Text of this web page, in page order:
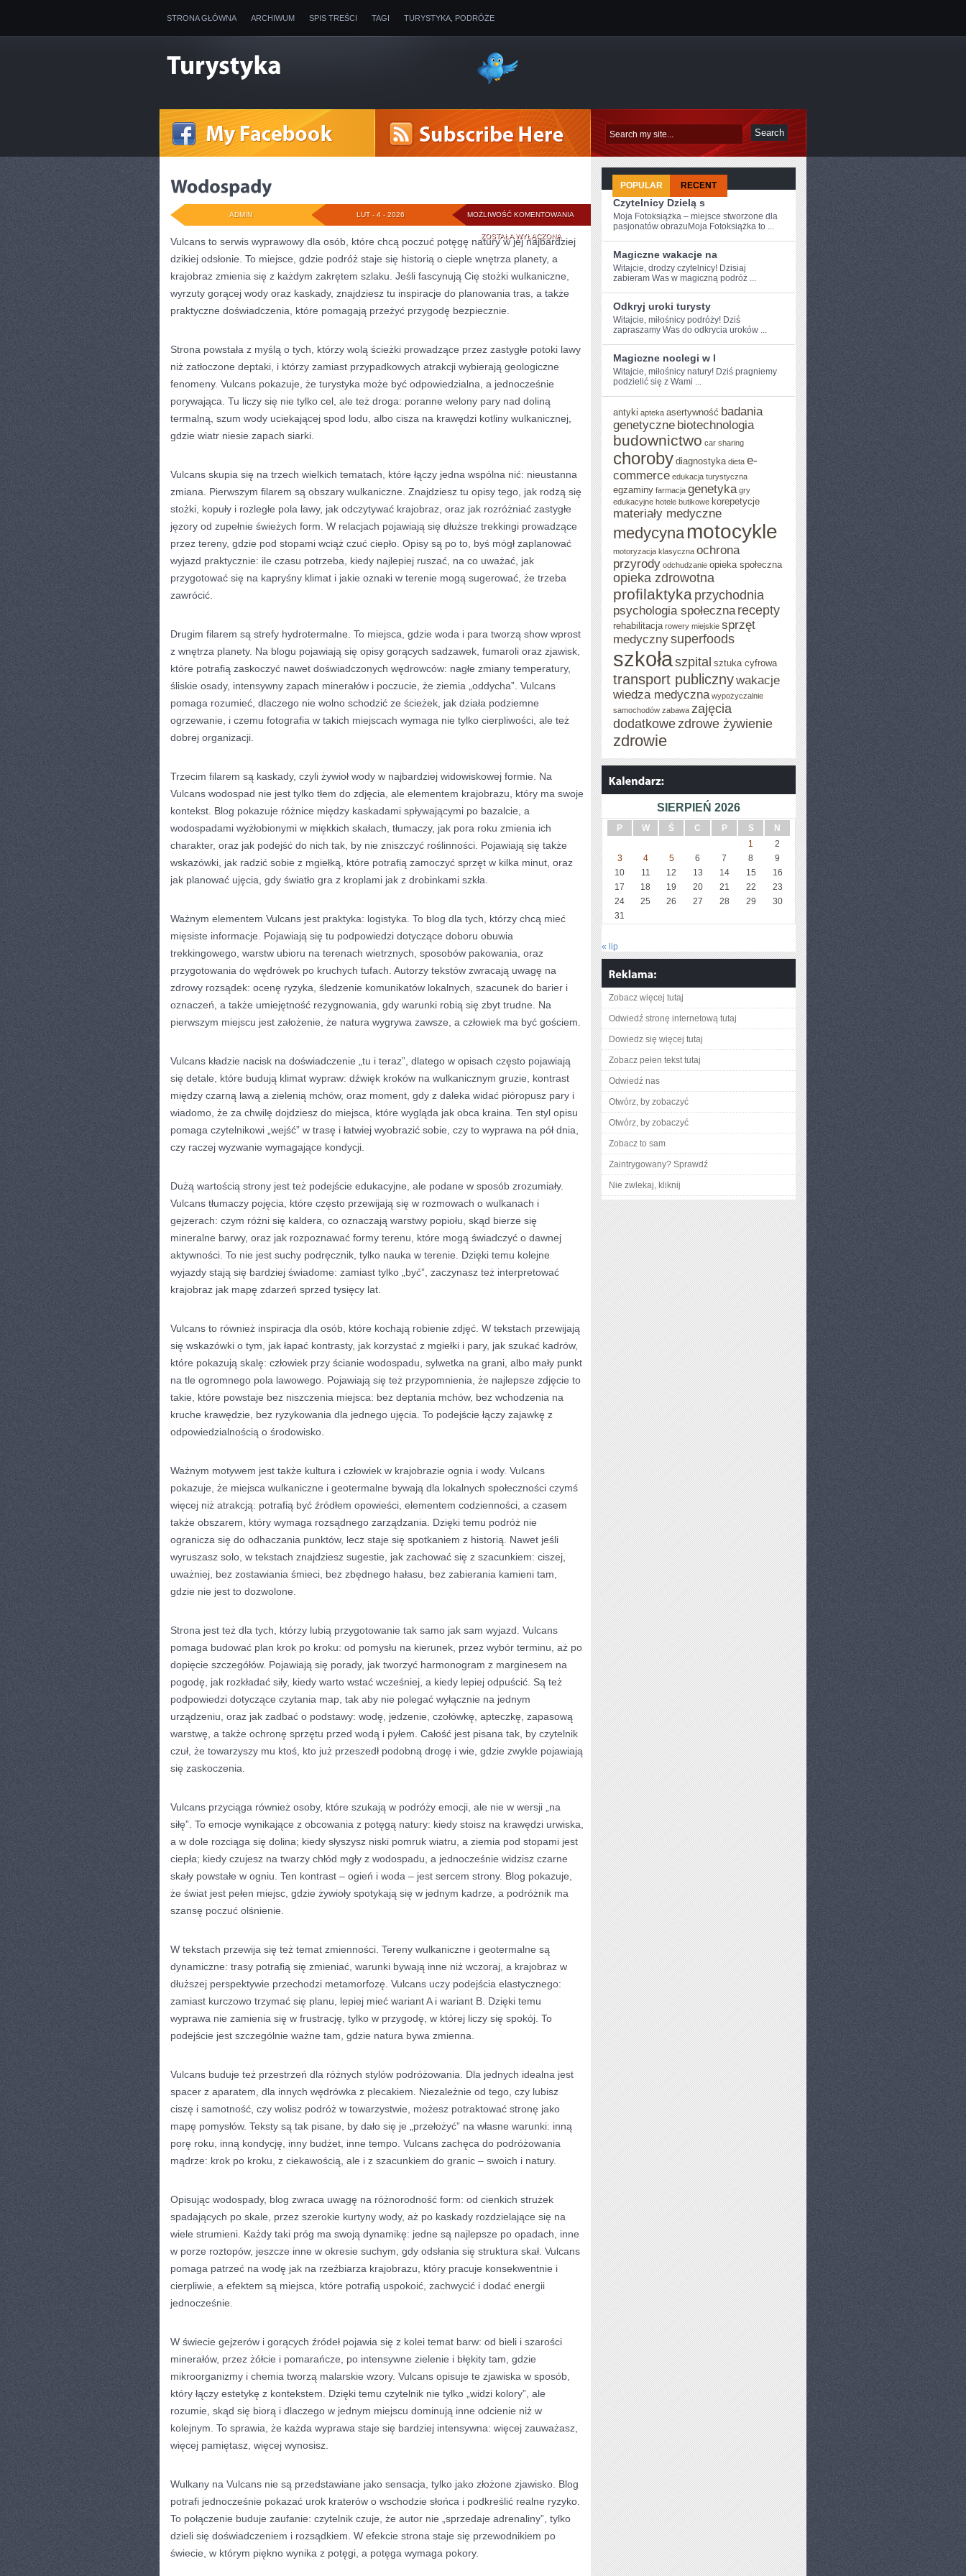
STRONA GŁÓWNA ARCHIWUM SPIS TREŚCI TAGI TURYSTYKA, PODRÓŻE
MOŻLIWOŚĆ KOMENTOWANIA WODOSPADY
ZOSTAŁA WYŁĄCZONA
LUT - 4 - 2026
ADMIN
Vulcans to serwis wyprawowy dla osób, które chcą poczuć potęgę natury w jej najbardziej
dzikiej odsłonie. To miejsce, gdzie podróż staje się historią o cieple wnętrza planety, a
krajobraz zmienia się z każdym zakrętem szlaku. Jeśli fascynują Cię stożki wulkaniczne,
wyrzuty gorącej wody oraz kaskady, znajdziesz tu inspiracje do planowania tras, a także
praktyczne doświadczenia, które pomagają przeżyć przygodę bezpiecznie.
Strona powstała z myślą o tych, którzy wolą ścieżki prowadzące przez zastygłe potoki lawy
niż zatłoczone deptaki, i którzy zamiast przypadkowych atrakcji wybierają geologiczne
fenomeny. Vulcans pokazuje, że turystyka może być odpowiedzialna, a jednocześnie
porywająca. Tu liczy się nie tylko cel, ale też droga: poranne welony pary nad doliną
termalną, szum wody uciekającej spod lodu, albo cisza na krawędzi kotliny wulkanicznej,
gdzie wiatr niesie zapach siarki.
Vulcans skupia się na trzech wielkich tematach, które łączy jedna wspólna nić: nieustanna
zmiana. Pierwszym filarem są obszary wulkaniczne. Znajdziesz tu opisy tego, jak rodzą się
stożki, kopuły i rozległe pola lawy, jak odczytywać krajobraz, oraz jak rozróżniać zastygłe
jęzory od zupełnie świeżych form. W relacjach pojawiają się dłuższe trekkingi prowadzące
przez tereny, gdzie pod stopami wciąż czuć ciepło. Opisy są po to, byś mógł zaplanować
wyjazd praktycznie: ile czasu potrzeba, kiedy najlepiej ruszać, na co uważać, jak
przygotować się na kapryśny klimat i jakie oznaki w terenie mogą sugerować, że trzeba
zawrócić.
Drugim filarem są strefy hydrotermalne. To miejsca, gdzie woda i para tworzą show wprost
z wnętrza planety. Na blogu pojawiają się opisy gorących sadzawek, fumaroli oraz zjawisk,
które potrafią zaskoczyć nawet doświadczonych wędrowców: nagłe zmiany temperatury,
śliskie osady, intensywny zapach minerałów i poczucie, że ziemia „oddycha”. Vulcans
pomaga rozumieć, dlaczego nie wolno schodzić ze ścieżek, jak działa podziemne
ogrzewanie, i czemu fotografia w takich miejscach wymaga nie tylko cierpliwości, ale też
dobrej organizacji.
Trzecim filarem są kaskady, czyli żywioł wody w najbardziej widowiskowej formie. Na
Vulcans wodospad nie jest tylko tłem do zdjęcia, ale elementem krajobrazu, który ma swoje
kontekst. Blog pokazuje różnice między kaskadami spływającymi po bazalcie, a
wodospadami wyżłobionymi w miękkich skałach, tłumaczy, jak pora roku zmienia ich
charakter, oraz jak podejść do nich tak, by nie zniszczyć roślinności. Pojawiają się także
wskazówki, jak radzić sobie z mgiełką, które potrafią zamoczyć sprzęt w kilka minut, oraz
jak planować ujęcia, gdy światło gra z kroplami jak z drobinkami szkła.
Ważnym elementem Vulcans jest praktyka: logistyka. To blog dla tych, którzy chcą mieć
mięsiste informacje. Pojawiają się tu podpowiedzi dotyczące doboru obuwia
trekkingowego, warstw ubioru na terenach wietrznych, sposobów pakowania, oraz
przygotowania do wędrówek po kruchych tufach. Autorzy tekstów zwracają uwagę na
zdrowy rozsądek: ocenę ryzyka, śledzenie komunikatów lokalnych, szacunek do barier i
oznaczeń, a także umiejętność rezygnowania, gdy warunki robią się zbyt trudne. Na
pierwszym miejscu jest założenie, że natura wygrywa zawsze, a człowiek ma być gościem.
Vulcans kładzie nacisk na doświadczenie „tu i teraz”, dlatego w opisach często pojawiają
się detale, które budują klimat wypraw: dźwięk kroków na wulkanicznym gruzie, kontrast
między czarną lawą a zielenią mchów, oraz moment, gdy z daleka widać pióropusz pary i
wiadomo, że za chwilę dojdziesz do miejsca, które wygląda jak obca kraina. Ten styl opisu
pomaga czytelnikowi „wejść” w trasę i łatwiej wyobrazić sobie, czy to wyprawa na pół dnia,
czy raczej wyzwanie wymagające kondycji.
Dużą wartością strony jest też podejście edukacyjne, ale podane w sposób zrozumiały.
Vulcans tłumaczy pojęcia, które często przewijają się w rozmowach o wulkanach i
gejzerach: czym różni się kaldera, co oznaczają warstwy popiołu, skąd bierze się
mineralne barwy, oraz jak rozpoznawać formy terenu, które mogą świadczyć o dawnej
aktywności. To nie jest suchy podręcznik, tylko nauka w terenie. Dzięki temu kolejne
wyjazdy stają się bardziej świadome: zamiast tylko „być”, zaczynasz też interpretować
krajobraz jak mapę zdarzeń sprzed tysięcy lat.
Vulcans to również inspiracja dla osób, które kochają robienie zdjęć. W tekstach przewijają
się wskazówki o tym, jak łapać kontrasty, jak korzystać z mgiełki i pary, jak szukać kadrów,
które pokazują skalę: człowiek przy ścianie wodospadu, sylwetka na grani, albo mały punkt
na tle ogromnego pola lawowego. Pojawiają się też przypomnienia, że najlepsze zdjęcie to
takie, które powstaje bez niszczenia miejsca: bez deptania mchów, bez wchodzenia na
kruche krawędzie, bez ryzykowania dla jednego ujęcia. To podejście łączy zajawkę z
odpowiedzialnością o środowisko.
Ważnym motywem jest także kultura i człowiek w krajobrazie ognia i wody. Vulcans
pokazuje, że miejsca wulkaniczne i geotermalne bywają dla lokalnych społeczności czymś
więcej niż atrakcją: potrafią być źródłem opowieści, elementem codzienności, a czasem
także obszarem, który wymaga rozsądnego zarządzania. Dzięki temu podróż nie
ogranicza się do odhaczania punktów, lecz staje się spotkaniem z historią. Nawet jeśli
wyruszasz solo, w tekstach znajdziesz sugestie, jak zachować się z szacunkiem: ciszej,
uważniej, bez zostawiania śmieci, bez zbędnego hałasu, bez zabierania kamieni tam,
gdzie nie jest to dozwolone.
Strona jest też dla tych, którzy lubią przygotowanie tak samo jak sam wyjazd. Vulcans
pomaga budować plan krok po kroku: od pomysłu na kierunek, przez wybór terminu, aż po
dopięcie szczegółów. Pojawiają się porady, jak tworzyć harmonogram z marginesem na
pogodę, jak rozkładać siły, kiedy warto wstać wcześniej, a kiedy lepiej odpuścić. Są też
podpowiedzi dotyczące czytania map, tak aby nie polegać wyłącznie na jednym
urządzeniu, oraz jak zadbać o podstawy: wodę, jedzenie, czołówkę, apteczkę, zapasową
warstwę, a także ochronę sprzętu przed wodą i pyłem. Całość jest pisana tak, by czytelnik
czuł, że towarzyszy mu ktoś, kto już przeszedł podobną drogę i wie, gdzie zwykle pojawiają
się zaskoczenia.
Vulcans przyciąga również osoby, które szukają w podróży emocji, ale nie w wersji „na
siłę”. To emocje wynikające z obcowania z potęgą natury: kiedy stoisz na krawędzi urwiska,
a w dole rozciąga się dolina; kiedy słyszysz niski pomruk wiatru, a ziemia pod stopami jest
ciepła; kiedy czujesz na twarzy chłód mgły z wodospadu, a jednocześnie widzisz czarne
skały powstałe w ogniu. Ten kontrast – ogień i woda – jest sercem strony. Blog pokazuje,
że świat jest pełen miejsc, gdzie żywioły spotykają się w jednym kadrze, a podróżnik ma
szansę poczuć olśnienie.
W tekstach przewija się też temat zmienności. Tereny wulkaniczne i geotermalne są
dynamiczne: trasy potrafią się zmieniać, warunki bywają inne niż wczoraj, a krajobraz w
dłuższej perspektywie przechodzi metamorfozę. Vulcans uczy podejścia elastycznego:
zamiast kurczowo trzymać się planu, lepiej mieć wariant A i wariant B. Dzięki temu
wyprawa nie zamienia się w frustrację, tylko w przygodę, w której liczy się spokój. To
podejście jest szczególnie ważne tam, gdzie natura bywa zmienna.
Vulcans buduje też przestrzeń dla różnych stylów podróżowania. Dla jednych idealna jest
spacer z aparatem, dla innych wędrówka z plecakiem. Niezależnie od tego, czy lubisz
ciszę i samotność, czy wolisz podróż w towarzystwie, możesz potraktować stronę jako
mapę pomysłów. Teksty są tak pisane, by dało się je „przełożyć” na własne warunki: inną
porę roku, inną kondycję, inny budżet, inne tempo. Vulcans zachęca do podróżowania
mądrze: krok po kroku, z ciekawością, ale i z szacunkiem do granic – swoich i natury.
Opisując wodospady, blog zwraca uwagę na różnorodność form: od cienkich strużek
spadających po skale, przez szerokie kurtyny wody, aż po kaskady rozdzielające się na
wiele strumieni. Każdy taki próg ma swoją dynamikę: jedne są najlepsze po opadach, inne
w porze roztopów, jeszcze inne w okresie suchym, gdy odsłania się struktura skał. Vulcans
pomaga patrzeć na wodę jak na rzeźbiarza krajobrazu, który pracuje konsekwentnie i
cierpliwie, a efektem są miejsca, które potrafią uspokoić, zachwycić i dodać energii
jednocześnie.
W świecie gejzerów i gorących źródeł pojawia się z kolei temat barw: od bieli i szarości
minerałów, przez żółcie i pomarańcze, po intensywne zielenie i błękity tam, gdzie
mikroorganizmy i chemia tworzą malarskie wzory. Vulcans opisuje te zjawiska w sposób,
który łączy estetykę z kontekstem. Dzięki temu czytelnik nie tylko „widzi kolory”, ale
rozumie, skąd się biorą i dlaczego w jednym miejscu dominują inne odcienie niż w
kolejnym. To sprawia, że każda wyprawa staje się bardziej intensywna: więcej zauważasz,
więcej pamiętasz, więcej wynosisz.
Wulkany na Vulcans nie są przedstawiane jako sensacja, tylko jako złożone zjawisko. Blog
potrafi jednocześnie pokazać urok kraterów o wschodzie słońca i podkreślić realne ryzyko.
To połączenie buduje zaufanie: czytelnik czuje, że autor nie „sprzedaje adrenaliny”, tylko
dzieli się doświadczeniem i rozsądkiem. W efekcie strona staje się przewodnikiem po
świecie, w którym piękno wynika z potęgi, a potęga wymaga pokory.
POPULAR RECENT
Czytelnicy Dzielą s
Moja Fotoksiążka – miejsce stworzone dla
pasjonatów obrazuMoja Fotoksiążka to ...
Magiczne wakacje na
Witajcie, drodzy czytelnicy! Dzisiaj
zabieram Was w magiczną podróż ...
Odkryj uroki turysty
Witajcie, miłośnicy podróży! Dziś
zapraszamy Was do odkrycia uroków ...
Magiczne noclegi w l
Witajcie, ​miłośnicy natury! ‌Dziś pragniemy
podzielić się z Wami ...
antyki apteka asertywność badania
genetyczne biotechnologia
budownictwo car sharing
choroby diagnostyka dieta e-
commerce edukacja turystyczna
egzaminy farmacja genetyka gry
edukacyjne hotele butikowe korepetycje
materiały medyczne
medycyna motocykle
motoryzacja klasyczna ochrona
przyrody odchudzanie opieka społeczna
opieka zdrowotna
profilaktyka przychodnia
psychologia społeczna recepty
rehabilitacja rowery miejskie sprzęt
medycznysuperfoods
szkołaszpital sztuka cyfrowa
transport publicznywakacje
wiedza medyczna wypożyczalnie
samochodów zabawa zajęcia
dodatkowezdrowe żywienie
zdrowie
SIERPIEŃ 2026
P W Ś C P S
N
1
2
3
4 5 6 7 8
9
10
11 12 13 14 15
16
17
18 19 20 21 22
23
24
25 26 27 28 29
30
31
« lip
Zobacz więcej tutaj
Odwiedź stronę internetową tutaj
Dowiedz się więcej tutaj
Zobacz pełen tekst tutaj
Odwiedź nas
Otwórz, by zobaczyć
Otwórz, by zobaczyć
Zobacz to sam
Zaintrygowany? Sprawdź
Nie zwlekaj, kliknij